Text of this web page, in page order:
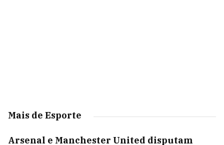
Mais de Esporte
Arsenal e Manchester United disputam